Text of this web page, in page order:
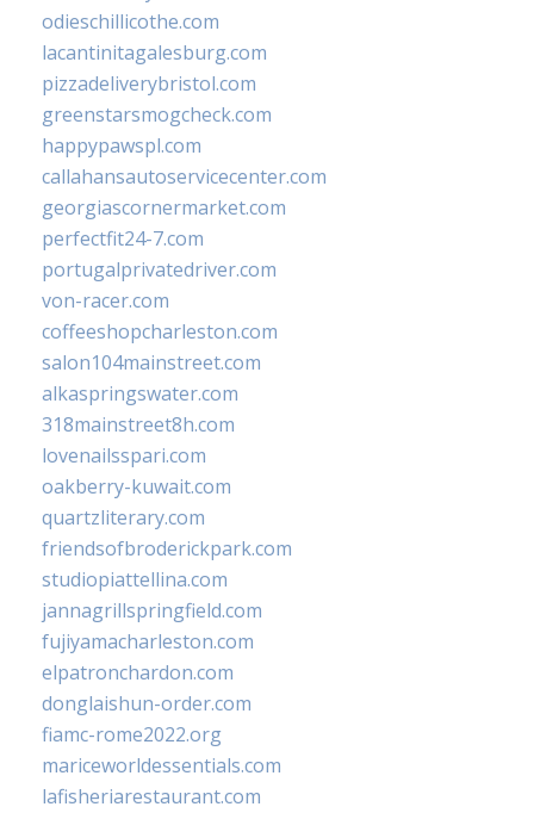
odieschillicothe.com
lacantinitagalesburg.com
pizzadeliverybristol.com
greenstarsmogcheck.com
happypawspl.com
callahansautoservicecenter.com
georgiascornermarket.com
perfectfit24-7.com
portugalprivatedriver.com
von-racer.com
coffeeshopcharleston.com
salon104mainstreet.com
alkaspringswater.com
318mainstreet8h.com
lovenailsspari.com
oakberry-kuwait.com
quartzliterary.com
friendsofbroderickpark.com
studiopiattellina.com
jannagrillspringfield.com
fujiyamacharleston.com
elpatronchardon.com
donglaishun-order.com
fiamc-rome2022.org
mariceworldessentials.com
lafisheriarestaurant.com